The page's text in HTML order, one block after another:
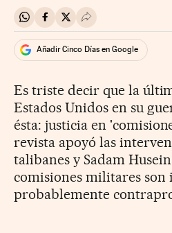
Compartir en Whatsapp
Compartir en Facebook
Compartir en Twitter
Desplegar Redes
Añadir Cinco Días en Google
Es triste decir que la
Estados Unidos en su
ésta: justicia en
revista apoyó las
talibanes y Sadam Husein
comisiones militares son
probablemente